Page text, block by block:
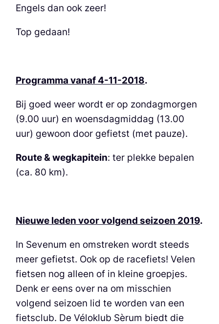
Engels dan ook zeer!
Top gedaan!
Programma vanaf 4-11-2018.
Bij goed weer wordt er op zondagmorgen
(9.00 uur) en woensdagmiddag (13.00
uur) gewoon door gefietst (met pauze).
Route & wegkapitein: ter plekke bepalen
(ca. 80 km).
Nieuwe leden voor volgend seizoen 2019.
In Sevenum en omstreken wordt steeds
meer gefietst. Ook op de racefiets! Velen
fietsen nog alleen of in kleine groepjes.
Denk er eens over na om misschien
volgend seizoen lid te worden van een
fietsclub. De Véloklub Sèrum biedt die